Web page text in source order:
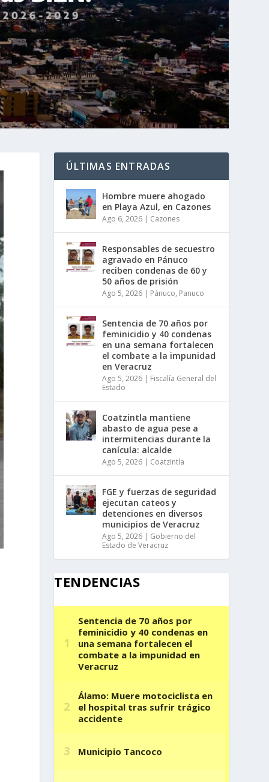
ÚLTIMAS ENTRADAS
Hombre muere ahogado
en Playa Azul, en Cazones
Ago 6, 2026 | Cazones
Responsables de secuestro
agravado en Pánuco
reciben condenas de 60 y
50 años de prisión
Ago 5, 2026 | Pánuco, Panuco
Sentencia de 70 años por
feminicidio y 40 condenas
en una semana fortalecen
el combate a la impunidad
en Veracruz
Ago 5, 2026 | Fiscalía General del
Estado
Coatzintla mantiene
abasto de agua pese a
intermitencias durante la
canícula: alcalde
Ago 5, 2026 | Coatzintla
FGE y fuerzas de seguridad
ejecutan cateos y
detenciones en diversos
municipios de Veracruz
Ago 5, 2026 | Gobierno del
Estado de Veracruz
TENDENCIAS